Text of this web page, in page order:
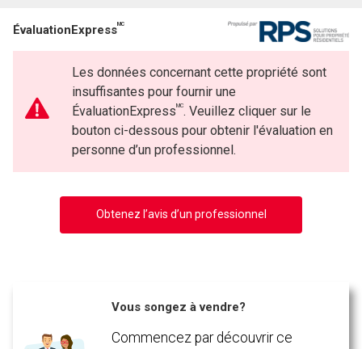
ÉvaluationExpressMC
Les données concernant cette propriété sont
insuffisantes pour fournir une
ÉvaluationExpressMC. Veuillez cliquer sur le
bouton ci-dessous pour obtenir l'évaluation en
personne d’un professionnel.
Obtenez l’avis d’un professionnel
Vous songez à vendre?
Commencez par découvrir ce